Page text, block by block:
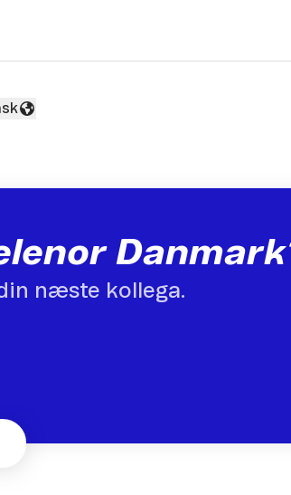
sprog
næste kollega.